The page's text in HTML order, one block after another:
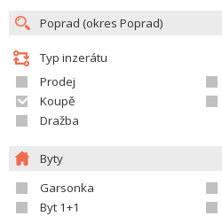
Typ inzerátu
Prodej
Koupě
Dražba
Byty
Garsonka
Byt 1+1